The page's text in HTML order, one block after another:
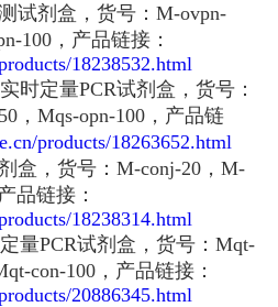
试剂盒，货号：M-ovpn-
100，产品链接：
18238532.html
时定量PCR试剂盒，货号：
，Mqs-opn-100，产品链
products/18263652.html
盒，货号：M-conj-20，M-
品链接：
18238314.html
量PCR试剂盒，货号：Mqt-
con-100，产品链接：
20886345.html